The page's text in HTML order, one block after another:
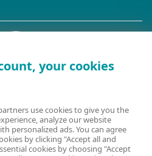
existent?
your cookies
use cookies to give you the
analyze our website
personalized ads. You can agree
by clicking "Accept all and
cookies by choosing "Accept